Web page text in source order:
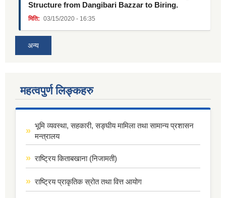
Structure from Dangibari Bazzar to Biring.
मिति: 03/15/2020 - 16:35
अन्य
महत्वपुर्ण लिङ्कहरु
भूमि व्यवस्था, सहकारी, सङ्घीय मामिला तथा सामान्य प्रशासन
मन्त्रालय
राष्ट्रिय किताबखाना (निजामती)
राष्ट्रिय प्राकृतिक स्रोत तथा वित्त आयोग